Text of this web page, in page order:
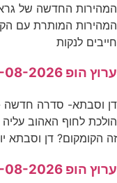
המהירות החדשה של
המהירות המותרת עם
חייבים לנקות
ערוץ הופ 05-08-2026
הולכת לחוף האהוב
זה הקומקום? דן וסבתא
ערוץ הופ 04-08-2026